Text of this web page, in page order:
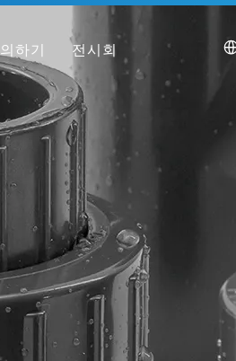
하기 전시회